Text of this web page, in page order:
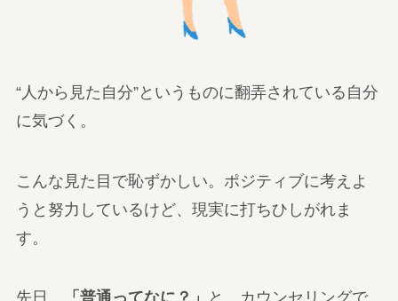
“人から見た自分”というものに翻弄されている自分
に気づく。
こんな見た目で恥ずかしい。ポジティブに考えよ
うと努力しているけど、現実に打ちひしがれま
す。